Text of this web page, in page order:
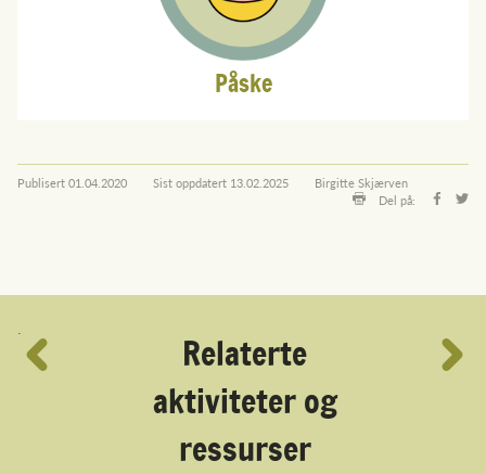
Påske
Publisert01.04.2020 Sist oppdatert 13.02.2025
Birgitte Skjærven
Del på:
´
Relaterte
aktiviteter og
ressurser